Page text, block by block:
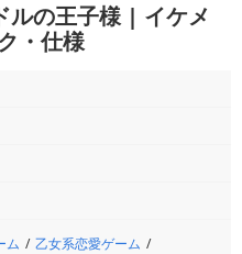
ルの王子様 | イケメ
・仕様
ム
乙女系恋愛ゲーム